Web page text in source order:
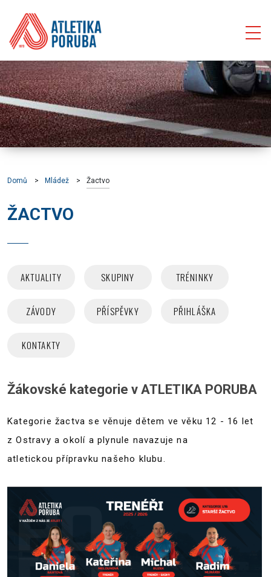
Domů Mládež Žactvo
ŽACTVO
AKTUALITY SKUPINY TRÉNINKY
ZÁVODY PŘÍSPĚVKY PŘIHLÁŠKA
KONTAKTY
Žákovské kategorie v ATLETIKA PORUBA
Kategorie žactva se věnuje dětem ve věku 12 - 16 let
z Ostravy a okolí a plynule navazuje na
atletickou přípravku našeho klubu.